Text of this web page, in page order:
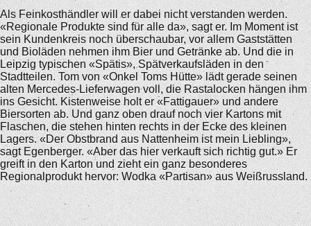
Als Feinkosthändler will er dabei nicht verstanden werden.
«Regionale Produkte sind für alle da», sagt er. Im Moment ist
sein Kundenkreis noch überschaubar, vor allem Gaststätten
und Bioläden nehmen ihm Bier und Getränke ab. Und die in
Leipzig typischen «Spätis», Spätverkaufsläden in den
Stadtteilen. Tom von «Onkel Toms Hütte» lädt gerade seinen
alten Mercedes-Lieferwagen voll, die Rastalocken hängen ihm
ins Gesicht. Kistenweise holt er «Fattigauer» und andere
Biersorten ab. Und ganz oben drauf noch vier Kartons mit
Flaschen, die stehen hinten rechts in der Ecke des kleinen
Lagers. «Der Obstbrand aus Nattenheim ist mein Liebling»,
sagt Egenberger. «Aber das hier verkauft sich richtig gut.» Er
greift in den Karton und zieht ein ganz besonderes
Regionalprodukt hervor: Wodka «Partisan» aus Weißrussland.